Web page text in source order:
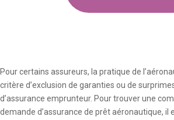
Pour certains assureurs, la pratique de
critère d’exclusion de garanties ou de
d’assurance emprunteur. Pour trouver une
demande d’assurance de prêt aéronautique, il